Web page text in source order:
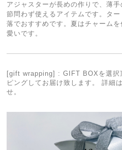
アジャスターが長めの作りで、薄
節問わず使えるアイテムです。タ
落でおすすめです。夏はチャーム
愛いです。
[gift wrapping] : GIFT BOXを選択
ピングしてお届け致します。 詳細
せ。